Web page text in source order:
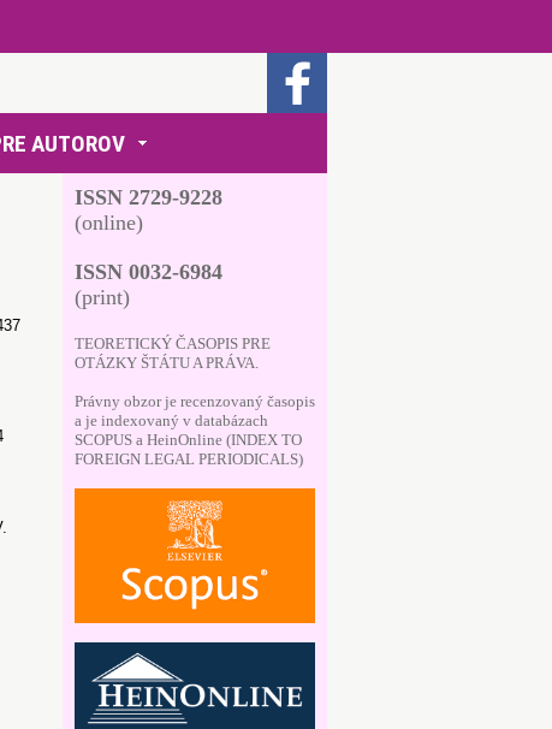
AUTOROV
ISSN 2729-9228
(online)
ISSN 0032-6984
(print)
TEORETICKÝ ČASOPIS PRE
OTÁZKY ŠTÁTU A PRÁVA.
Právny obzor je recenzovaný časopis
a je indexovaný v databázach
SCOPUS a HeinOnline (INDEX TO
FOREIGN LEGAL PERIODICALS)